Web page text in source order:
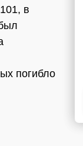
в
погибло